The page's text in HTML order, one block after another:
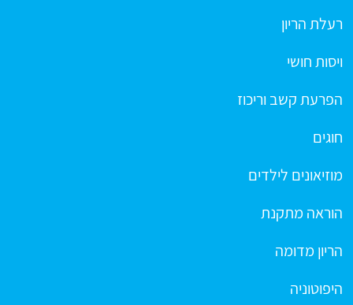
רעלת הריון
ויסות חושי
הפרעת קשב וריכוז
חוגים
מוזיאונים לילדים
הוראה מתקנת
הריון מדומה
היפוטוניה